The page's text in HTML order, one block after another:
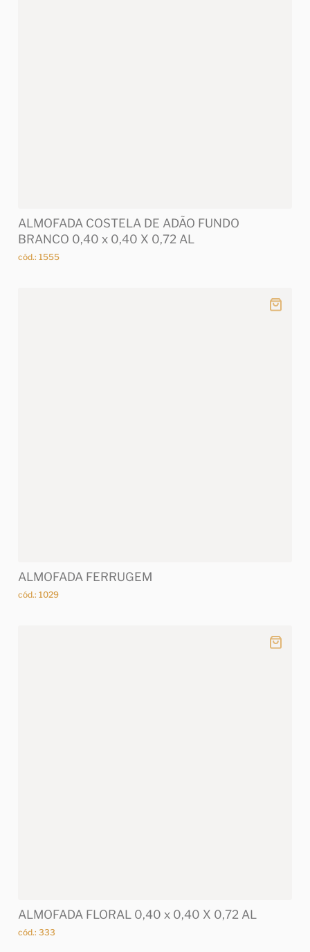
ALMOFADA COSTELA DE ADÃO FUNDO
BRANCO 0,40 x 0,40 X 0,72 AL
cód.: 1555
ALMOFADA FERRUGEM
cód.: 1029
ALMOFADA FLORAL 0,40 x 0,40 X 0,72 AL
cód.: 333